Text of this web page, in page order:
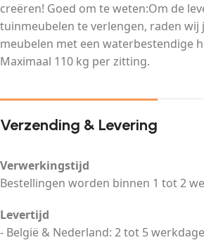
creëren! Goed om te weten:Om de
tuinmeubelen te verlengen, raden wij
meubelen met een waterbestendige
Maximaal 110 kg per zitting.
Verzending & Levering
Verwerkingstijd
Bestellingen worden binnen 1 tot 2
Levertijd
- België & Nederland: 2 tot 5